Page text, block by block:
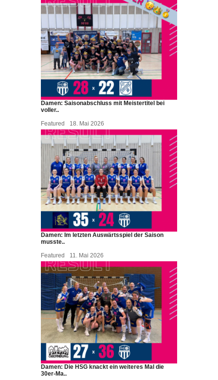
Damen: Saisonabschluss mit Meistertitel bei
voller..
Featured
18. Mai 2026
Damen: Im letzten Auswärtsspiel der Saison
musste..
Featured
11. Mai 2026
Damen: Die HSG knackt ein weiteres Mal die
30er-Ma..